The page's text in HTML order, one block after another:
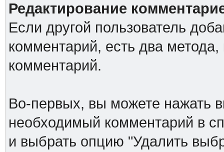
Редактирование
Если другой пользователь
комментарий, есть два
комментарий.
Во-первых, вы можете нажать
необходимый комментарий в
и выбрать опцию "Удалить